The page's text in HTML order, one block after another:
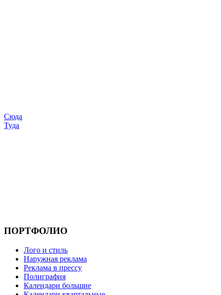
Сюда
Туда
ПОРТФОЛИО
Лого и стиль
Наружная реклама
Реклама в прессу
Полиграфия
Календари большие